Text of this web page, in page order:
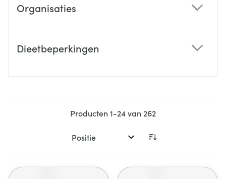
Organisaties
Dieetbeperkingen
Producten1-24van 262
Sorteer op: